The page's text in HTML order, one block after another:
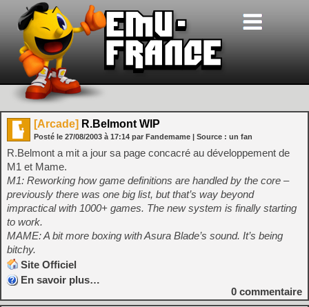
[Arcade] R.Belmont WIP
Posté le 27/08/2003 à 17:14 par Fandemame | Source : un fan
R.Belmont a mit a jour sa page concacré au développement de
M1 et Mame.
M1: Reworking how game definitions are handled by the core –
previously there was one big list, but that’s way beyond
impractical with 1000+ games. The new system is finally starting
to work.
MAME: A bit more boxing with Asura Blade’s sound. It’s being
bitchy.
Site Officiel
En savoir plus…
0 commentaire